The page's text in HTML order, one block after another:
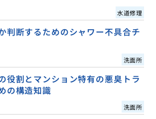
水道修理
判断するためのシャワー不具合チ
洗面所
役割とマンション特有の悪臭トラ
の構造知識
洗面所